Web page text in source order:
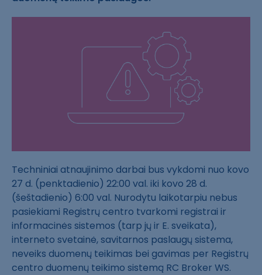
Techniniai atnaujinimo darbai bus vykdomi nuo kovo
27 d. (penktadienio) 22:00 val. iki kovo 28 d.
(šeštadienio) 6:00 val. Nurodytu laikotarpiu nebus
pasiekiami Registrų centro tvarkomi registrai ir
informacinės sistemos (tarp jų ir E. sveikata),
interneto svetainė, savitarnos paslaugų sistema,
neveiks duomenų teikimas bei gavimas per Registrų
centro duomenų teikimo sistemą RC Broker WS.